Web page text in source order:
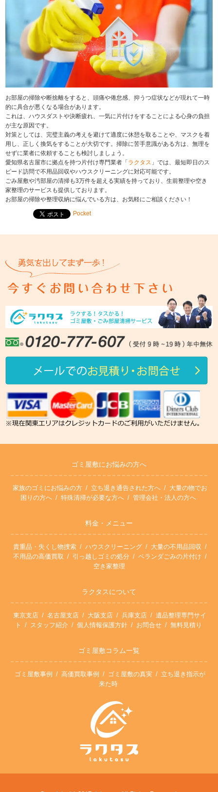
お部屋の掃除や断捨離をすると、頭痛や倦怠感、抑うつ症状などが現れて一時
的に具合が悪くなる場合があります。
これは、ハウスダストや決断疲れ、一気に片付けをすることによる心身の負担
が主な原因です。
対策としては、完璧主義の考えを避けて適度に休憩を取ることや、マスクを着
用し、正しく換気をすることが大切です。掃除に苦手意識がある方は、無理を
せずに業者に依頼することも検討しましょう。
愛知県名古屋市に拠点を持つ片付け専門業者「ラクタス 」では、最短即日のス
ピード訪問で不用品回収やハウスクリーニングに対応可能です。
ごみ屋敷や汚部屋の清掃も3万件を超える実績を持っており、生前整理や空き
家整理のサービスも提供しております。
お部屋の掃除や整理収納に悩んでいる方は、お気軽にご相談ください！
Pocket
ゴミ屋敷にお悩みの方へ
家族のゴミにお悩みの方 立ち退き通告された方へ
大量の物でお
困りの方へ
特殊清掃が必要な方へ 管理会社・法人の方へ
料金・メニュー
貴重品・失くし物捜索 ハウスクリーニング
大量の不用品回収
不用品の高価買取
引っ越しゴミの処分
ベランダごみの片付け
空き家整理
ラクタスについて
東京支店 名古屋支店 大阪支店 兵庫支店
遺品整理専門サイ
ト
スタッフ紹介 個人情報保護方針 お問合せ 無料見積り
ゴミ屋敷コラム一覧
ゴミ屋敷事例 高価買取事例 ゴミ屋敷の真実
立ち退き指示が
来た時